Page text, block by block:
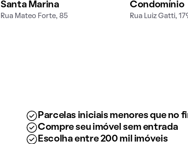
Santa Marina
Rua Mateo Forte, 85
Condomínio
Rua Luiz Gatti,
Parcelas iniciais menores que no
Compre seu imóvel sem entrada
Escolha entre 200 mil imóveis